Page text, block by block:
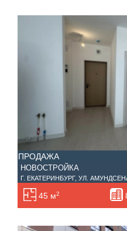
ПРОДАЖА
НОВОСТРОЙКА
Г. ЕКАТЕРИНБУРГ, УЛ.
45 м2